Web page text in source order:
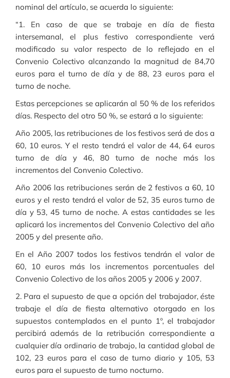
nominal del artículo, se acuerda lo siguiente:
“1. En caso de que se trabaje en día de fiesta
intersemanal, el plus festivo correspondiente verá
modificado su valor respecto de lo reflejado en el
Convenio Colectivo alcanzando la magnitud de 84,70
euros para el turno de día y de 88, 23 euros para el
turno de noche.
Estas percepciones se aplicarán al 50 % de los referidos
días. Respecto del otro 50 %, se estará a lo siguiente:
Año 2005, las retribuciones de los festivos será de dos a
60, 10 euros. Y el resto tendrá el valor de 44, 64 euros
turno de día y 46, 80 turno de noche más los
incrementos del Convenio Colectivo.
Año 2006 las retribuciones serán de 2 festivos a 60, 10
euros y el resto tendrá el valor de 52, 35 euros turno de
día y 53, 45 turno de noche. A estas cantidades se les
aplicará los incrementos del Convenio Colectivo del año
2005 y del presente año.
En el Año 2007 todos los festivos tendrán el valor de
60, 10 euros más los incrementos porcentuales del
Convenio Colectivo de los años 2005 y 2006 y 2007.
2. Para el supuesto de que a opción del trabajador, éste
trabaje el día de fiesta alternativo otorgado en los
supuestos contemplados en el punto 1º, el trabajador
percibirá además de la retribución correspondiente a
cualquier día ordinario de trabajo, la cantidad global de
102, 23 euros para el caso de turno diario y 105, 53
euros para el supuesto de turno nocturno.